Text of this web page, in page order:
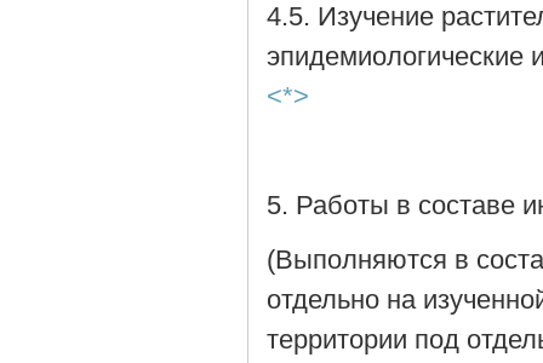
4.5. Изучение
эпидемиологические
<*>
5. Работы в составе
(Выполняются в
отдельно на
территории под